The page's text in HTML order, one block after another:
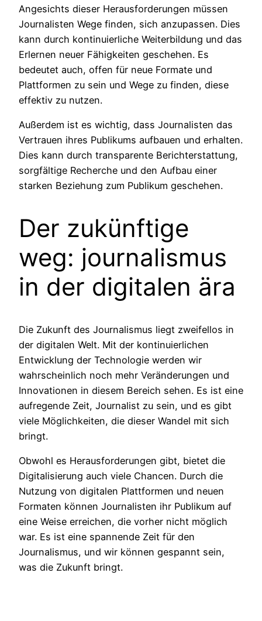
Angesichts dieser Herausforderungen müssen
Journalisten Wege finden, sich anzupassen. Dies
kann durch kontinuierliche Weiterbildung und das
Erlernen neuer Fähigkeiten geschehen. Es
bedeutet auch, offen für neue Formate und
Plattformen zu sein und Wege zu finden, diese
effektiv zu nutzen.
Außerdem ist es wichtig, dass Journalisten das
Vertrauen ihres Publikums aufbauen und erhalten.
Dies kann durch transparente Berichterstattung,
sorgfältige Recherche und den Aufbau einer
starken Beziehung zum Publikum geschehen.
Der zukünftige
weg: journalismus
in der digitalen ära
Die Zukunft des Journalismus liegt zweifellos in
der digitalen Welt. Mit der kontinuierlichen
Entwicklung der Technologie werden wir
wahrscheinlich noch mehr Veränderungen und
Innovationen in diesem Bereich sehen. Es ist eine
aufregende Zeit, Journalist zu sein, und es gibt
viele Möglichkeiten, die dieser Wandel mit sich
bringt.
Obwohl es Herausforderungen gibt, bietet die
Digitalisierung auch viele Chancen. Durch die
Nutzung von digitalen Plattformen und neuen
Formaten können Journalisten ihr Publikum auf
eine Weise erreichen, die vorher nicht möglich
war. Es ist eine spannende Zeit für den
Journalismus, und wir können gespannt sein,
was die Zukunft bringt.